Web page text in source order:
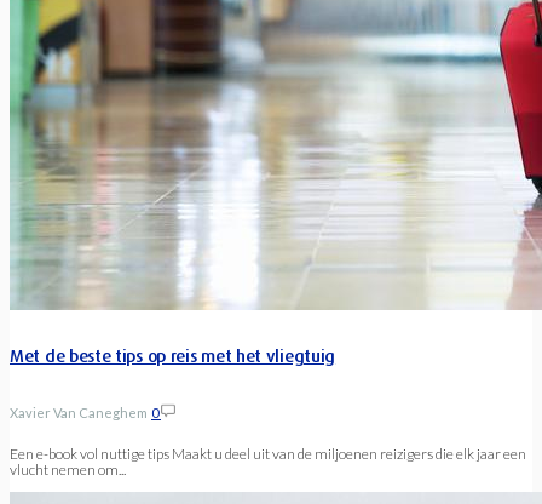
Met de beste tips op reis met het vliegtuig
Xavier Van Caneghem 0
Een e-book vol nuttige tips Maakt u deel uit van de miljoenen reizigers die elk jaar een
vlucht nemen om...